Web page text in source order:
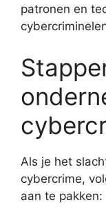
patronen en
Als je het
cybercrime,
aan te pakken: